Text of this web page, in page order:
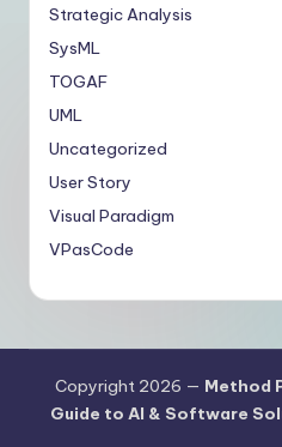
Strategic Analysis
SysML
TOGAF
UML
Uncategorized
User Story
Visual Paradigm
VPasCode
Copyright 2026 — Method
Guide to AI & Software